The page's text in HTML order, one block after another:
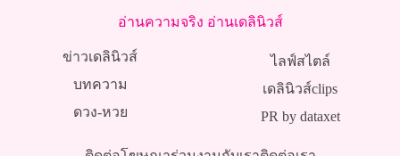
อ่านความจริง อ่านเดลินิวส์
ข่าวเดลินิวส์
บทความ
ดวง-หวย
ไลฟ์สไตล์
เดลินิวส์clips
PR by dataxet